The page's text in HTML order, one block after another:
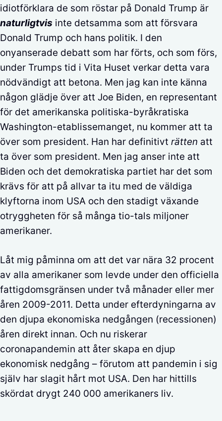
idiotförklara de som röstar på Donald Trump är
naturligtvis inte detsamma som att försvara
Donald Trump och hans politik. I den
onyanserade debatt som har förts, och som förs,
under Trumps tid i Vita Huset verkar detta vara
nödvändigt att betona. Men jag kan inte känna
någon glädje över att Joe Biden, en representant
för det amerikanska politiska-byråkratiska
Washington-etablissemanget, nu kommer att ta
över som president. Han har definitivt rätten att
ta över som president. Men jag anser inte att
Biden och det demokratiska partiet har det som
krävs för att på allvar ta itu med de väldiga
klyftorna inom USA och den stadigt växande
otryggheten för så många tio-tals miljoner
amerikaner.
Låt mig påminna om att det var nära 32 procent
av alla amerikaner som levde under den officiella
fattigdomsgränsen under två månader eller mer
åren 2009-2011. Detta under efterdyningarna av
den djupa ekonomiska nedgången (recessionen)
åren direkt innan. Och nu riskerar
coronapandemin att åter skapa en djup
ekonomisk nedgång – förutom att pandemin i sig
själv har slagit hårt mot USA. Den har hittills
skördat drygt 240 000 amerikaners liv.